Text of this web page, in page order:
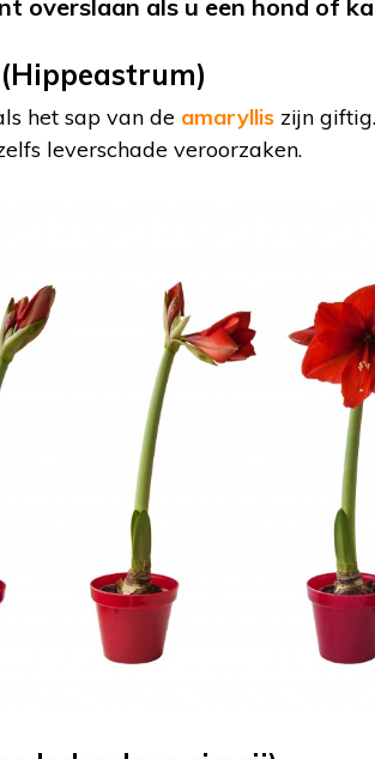
overslaan als u een hond of
het sap van de amaryllis zijn
leverschade veroorzaken.